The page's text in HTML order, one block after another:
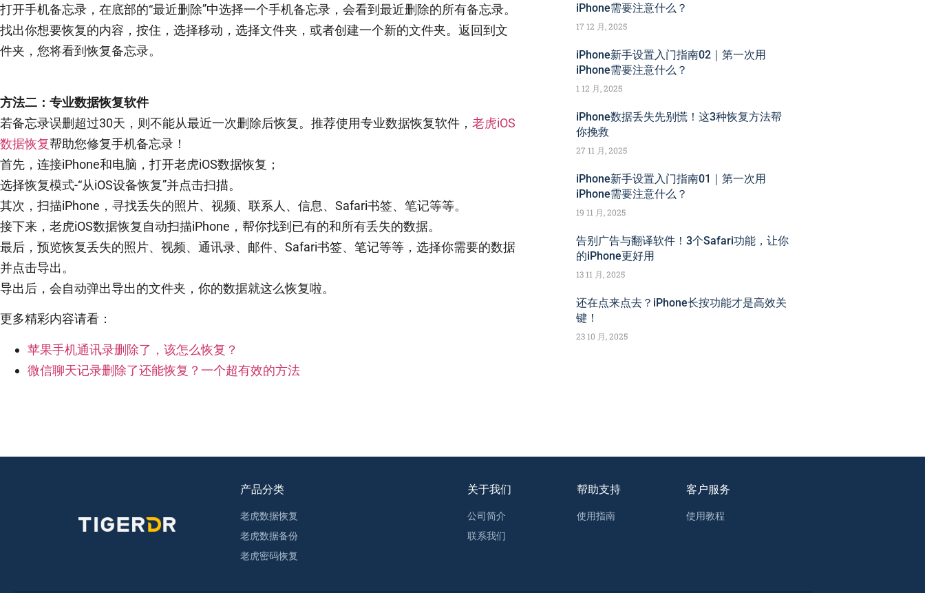
打开手机备忘录，在底部的“最近删除”中选择一个手机备忘录，会看到最近删除的所有备忘录。
找出你想要恢复的内容，按住，选择移动，选择文件夹，或者创建一个新的文件夹。返回到文
件夹，您将看到恢复备忘录。
方法二：专业数据恢复软件
若备忘录误删超过30天，则不能从最近一次删除后恢复。推荐使用专业数据恢复软件， 老虎iOS
数据恢复帮助您修复手机备忘录！
首先，连接iPhone和电脑，打开老虎iOS数据恢复；
选择恢复模式-“从iOS设备恢复”并点击扫描。
其次，扫描iPhone，寻找丢失的照片、视频、联系人、信息、Safari书签、笔记等等。
接下来，老虎iOS数据恢复自动扫描iPhone，帮你找到已有的和所有丢失的数据。
最后，预览恢复丢失的照片、视频、通讯录、邮件、Safari书签、笔记等等，选择你需要的数据
并点击导出。
导出后，会自动弹出导出的文件夹，你的数据就这么恢复啦。
更多精彩内容请看：
苹果手机通讯录删除了，该怎么恢复？
微信聊天记录删除了还能恢复？一个超有效的方法
iPhone需要注意什么？
17 12 月, 2025
iPhone新手设置入门指南02｜第一次用
iPhone需要注意什么？
1 12 月, 2025
iPhone数据丢失先别慌！这3种恢复方法帮
你挽救
27 11 月, 2025
iPhone新手设置入门指南01｜第一次用
iPhone需要注意什么？
19 11 月, 2025
告别广告与翻译软件！3个Safari功能，让你
的iPhone更好用
13 11 月, 2025
还在点来点去？iPhone长按功能才是高效关
键！
23 10 月, 2025
产品分类
老虎数据恢复
老虎数据备份
老虎密码恢复
关于我们
公司简介
联系我们
帮助支持
使用指南
客户服务
使用教程